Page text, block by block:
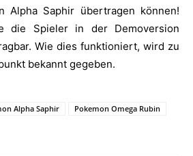
Alpha Saphir übertragen können!
die Spieler in der Demoversion
Wie dies funktioniert, wird zu
bekannt gegeben.
Alpha Saphir Pokemon Omega Rubin